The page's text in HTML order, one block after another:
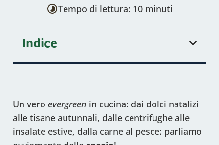
Tempo di lettura: 10 minuti
Indice
Un vero evergreen in cucina: dai dolci natalizi
alle tisane autunnali, dalle centrifughe alle
insalate estive, dalla carne al pesce: parliamo